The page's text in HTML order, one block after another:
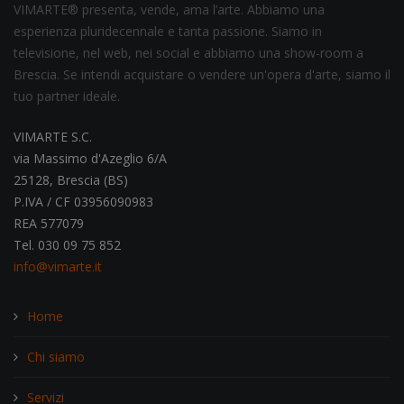
VIMARTE® presenta, vende, ama l’arte. Abbiamo una
esperienza pluridecennale e tanta passione. Siamo in
televisione, nel web, nei social e abbiamo una show-room a
Brescia. Se intendi acquistare o vendere un'opera d'arte, siamo il
tuo partner ideale.
VIMARTE S.C.
via Massimo d'Azeglio 6/A
25128, Brescia (BS)
P.IVA / CF 03956090983
REA 577079
Tel. 030 09 75 852
info@vimarte.it
Home
Chi siamo
Servizi